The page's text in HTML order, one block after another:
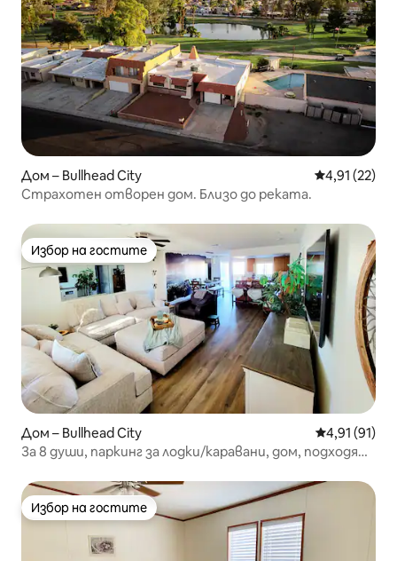
Дом – Bullhead City Средна
4,91 (22)
Страхотен отворен дом. Близо до реката.
Избор на гостите
Избор на гостите
Дом – Bullhead City Средна
4,91 (91)
За 8 души, паркинг за лодки/каравани, дом, подходящ
Избор на гостите
Избор на гостите